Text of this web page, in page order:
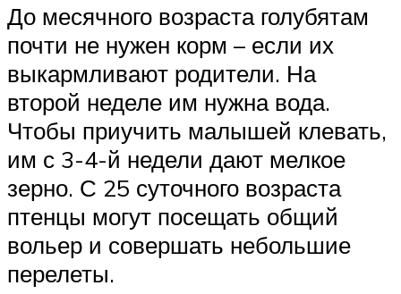
До месячного возраста голубятам
почти не нужен корм – если их
выкармливают родители. На
второй неделе им нужна вода.
Чтобы приучить малышей клевать,
им с 3-4-й недели дают мелкое
зерно. С 25 суточного возраста
птенцы могут посещать общий
вольер и совершать небольшие
перелеты.